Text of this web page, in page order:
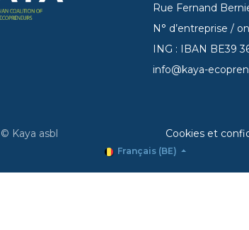
Rue Fernand
N° d’entreprise /
ING : IBAN BE39
info@kaya-
© Kaya asbl Cookies et
Français (BE)